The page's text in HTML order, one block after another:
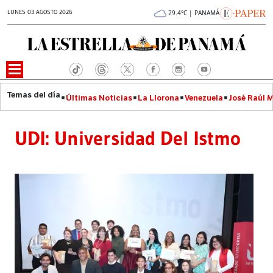
LUNES 03 AGOSTO 2026 29.4°C | PANAMÁ
Últimas Noticias La Llorona Venezuela José Raúl
UDI: Universidad Del Istmo